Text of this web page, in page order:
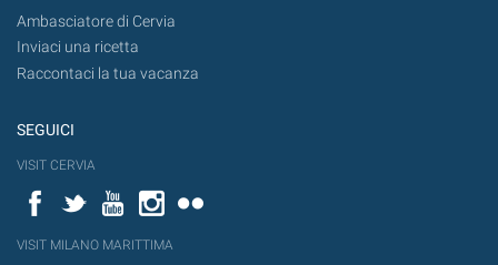
Ambasciatore di Cervia
Inviaci una ricetta
Raccontaci la tua vacanza
SEGUICI
VISIT CERVIA
FacebookTwitterYouTubeInstagram
VISIT MILANO MARITTIMA